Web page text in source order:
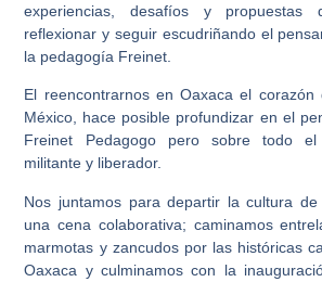
experiencias, desafíos y
reflexionar y seguir escudriñando el
la pedagogía Freinet.
El reencontrarnos en Oaxaca el
México, hace posible profundizar en el
Freinet Pedagogo pero sobre todo el
militante y liberador.
Nos juntamos para departir la cultura
una cena colaborativa; caminamos
marmotas y zancudos por las históricas
Oaxaca y culminamos con la